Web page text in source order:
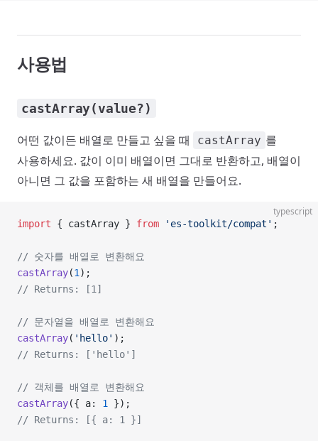
사용법
castArray(value?)
어떤 값이든 배열로 만들고 싶을 때 castArray 를
사용하세요. 값이 이미 배열이면 그대로 반환하고, 배열이
아니면 그 값을 포함하는 새 배열을 만들어요.
typescript
import { castArray } from 'es-toolkit/compat' ;
// 숫자를 배열로 변환해요
castArray(1 );
// Returns: [1]
// 문자열을 배열로 변환해요
castArray( 'hello' );
// Returns: ['hello']
// 객체를 배열로 변환해요
castArray({ a: 1
});
// Returns: [{ a: 1 }]